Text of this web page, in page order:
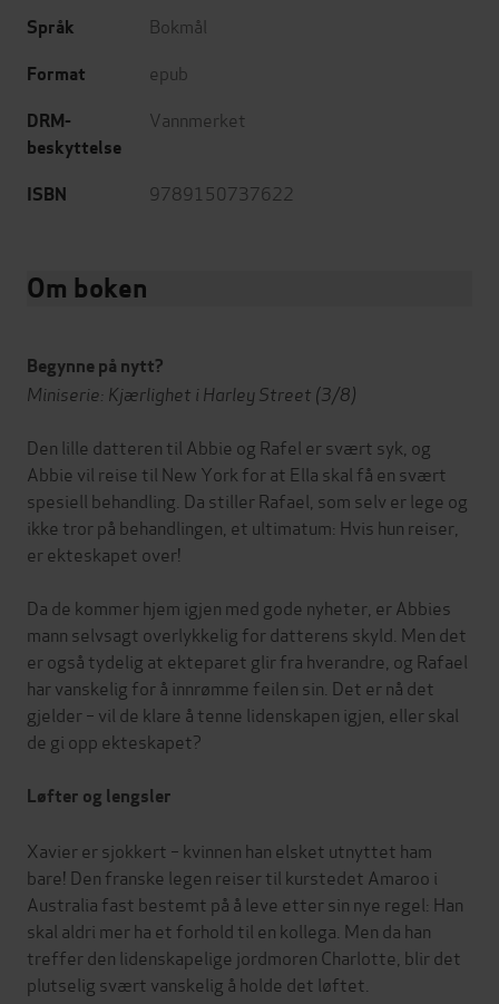
Språk Bokmål
Format epub
DRM-
beskyttelse
Vannmerket
ISBN 9789150737622
Om boken
Begynne på nytt?
Miniserie: Kjærlighet i Harley Street (3/8)
Den lille datteren til Abbie og Rafel er svært syk, og
Abbie vil reise til New York for at Ella skal få en svært
spesiell behandling. Da stiller Rafael, som selv er lege og
ikke tror på behandlingen, et ultimatum: Hvis hun reiser,
er ekteskapet over!
Da de kommer hjem igjen med gode nyheter, er Abbies
mann selvsagt overlykkelig for datterens skyld. Men det
er også tydelig at ekteparet glir fra hverandre, og Rafael
har vanskelig for å innrømme feilen sin. Det er nå det
gjelder – vil de klare å tenne lidenskapen igjen, eller skal
de gi opp ekteskapet?
Løfter og lengsler
Xavier er sjokkert – kvinnen han elsket utnyttet ham
bare! Den franske legen reiser til kurstedet Amaroo i
Australia fast bestemt på å leve etter sin nye regel: Han
skal aldri mer ha et forhold til en kollega. Men da han
treffer den lidenskapelige jordmoren Charlotte, blir det
plutselig svært vanskelig å holde det løftet.